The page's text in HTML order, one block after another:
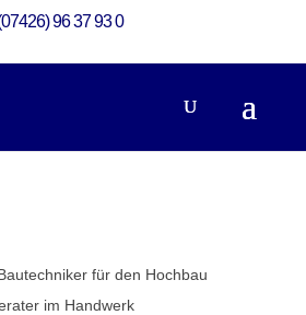
96 37 93 0
für den Hochbau
im Handwerk